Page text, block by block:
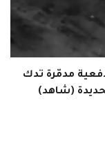
مدمّرة تدك
(شاهد)